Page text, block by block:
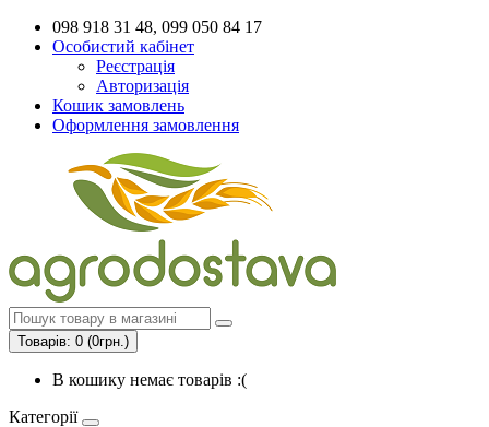
098 918 31 48, 099 050 84 17
Особистий кабінет
Реєстрація
Авторизація
Кошик замовлень
Оформлення замовлення
Товарів: 0 (0грн.)
В кошику немає товарів :(
Категорії